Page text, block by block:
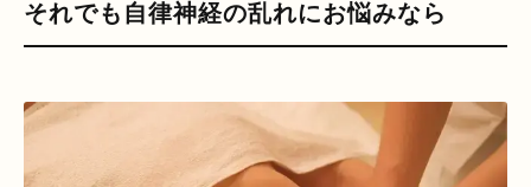
それでも自律神経の乱れにお悩みなら